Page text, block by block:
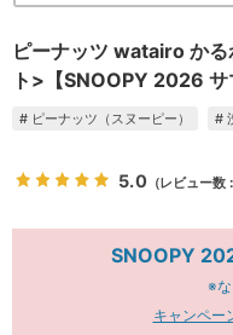
ピーナッツ watairo か
ト>【SNOOPY 2026 サ
# ピーナッツ（スヌーピー） #
5.0（レビュー数
SNOOPY
※
キャンペー